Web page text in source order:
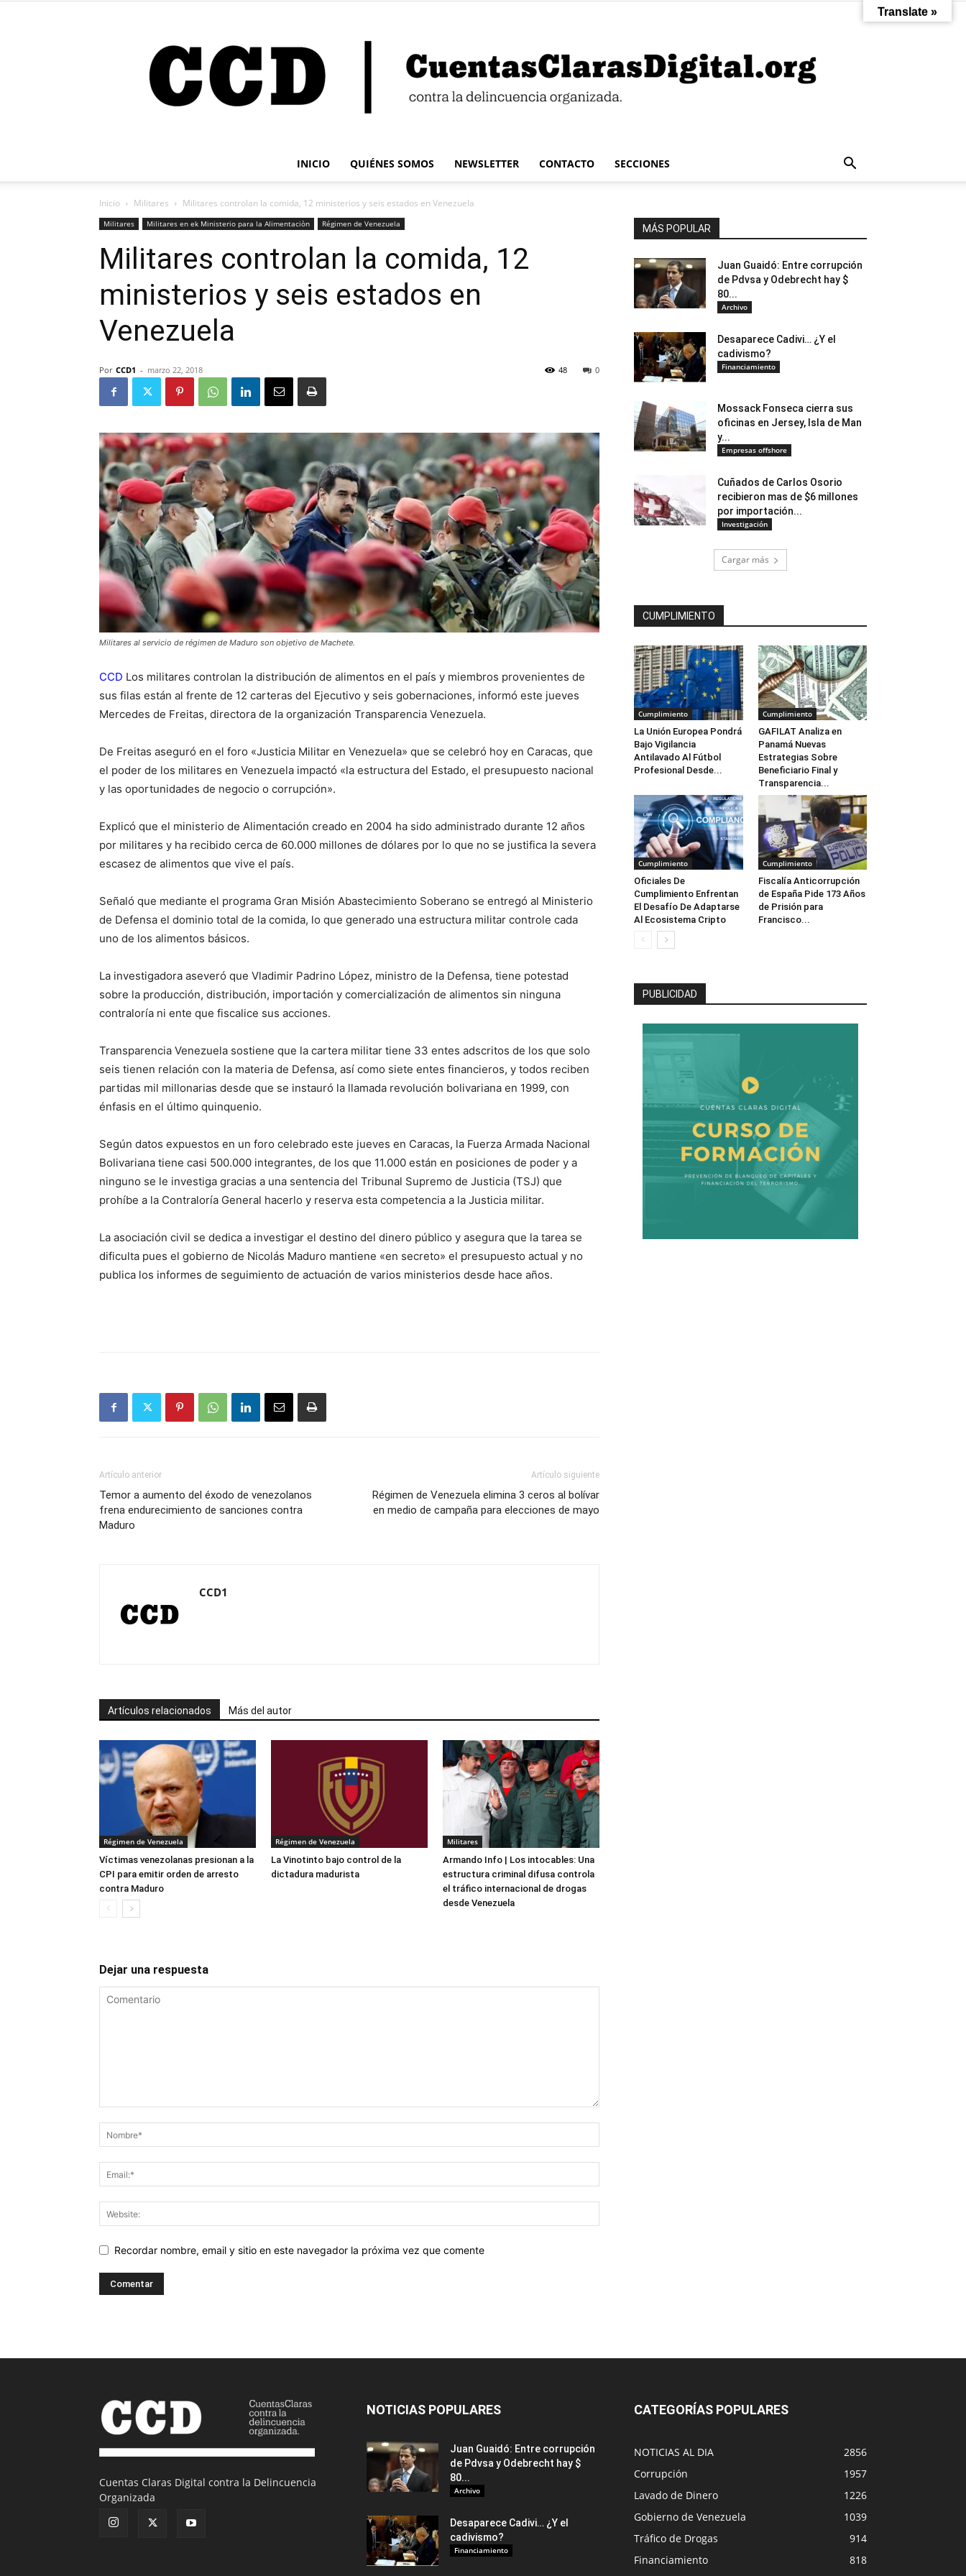
INICIO QUIÉNES SOMOS NEWSLETTER CONTACTO SECCIONES
Inicio Militares Militares controlan la comida, 12 ministerios y seis estados en Venezuela
Militares Militares en ek Ministerio para la Alimentaciòn Régimen de Venezuela
Militares controlan la comida, 12
ministerios y seis estados en
Venezuela
Por CCD1 - marzo 22, 2018 0
48
Militares al servicio de régimen de Maduro son objetivo de Machete.
CCD Los militares controlan la distribución de alimentos en el país y miembros provenientes de
sus filas están al frente de 12 carteras del Ejecutivo y seis gobernaciones, informó este jueves
Mercedes de Freitas, directora de la organización Transparencia Venezuela.
De Freitas aseguró en el foro «Justicia Militar en Venezuela» que se celebró hoy en Caracas, que
el poder de los militares en Venezuela impactó «la estructura del Estado, el presupuesto nacional
y las oportunidades de negocio o corrupción».
Explicó que el ministerio de Alimentación creado en 2004 ha sido administrado durante 12 años
por militares y ha recibido cerca de 60.000 millones de dólares por lo que no se justifica la severa
escasez de alimentos que vive el país.
Señaló que mediante el programa Gran Misión Abastecimiento Soberano se entregó al Ministerio
de Defensa el dominio total de la comida, lo que generado una estructura militar controle cada
uno de los alimentos básicos.
La investigadora aseveró que Vladimir Padrino López, ministro de la Defensa, tiene potestad
sobre la producción, distribución, importación y comercialización de alimentos sin ninguna
contraloría ni ente que fiscalice sus acciones.
Transparencia Venezuela sostiene que la cartera militar tiene 33 entes adscritos de los que solo
seis tienen relación con la materia de Defensa, así como siete entes financieros, y todos reciben
partidas mil millonarias desde que se instauró la llamada revolución bolivariana en 1999, con
énfasis en el último quinquenio.
Según datos expuestos en un foro celebrado este jueves en Caracas, la Fuerza Armada Nacional
Bolivariana tiene casi 500.000 integrantes, de los que 11.000 están en posiciones de poder y a
ninguno se le investiga gracias a una sentencia del Tribunal Supremo de Justicia (TSJ) que
prohíbe a la Contraloría General hacerlo y reserva esta competencia a la Justicia militar.
La asociación civil se dedica a investigar el destino del dinero público y asegura que la tarea se
dificulta pues el gobierno de Nicolás Maduro mantiene «en secreto» el presupuesto actual y no
publica los informes de seguimiento de actuación de varios ministerios desde hace años.
Artículo anterior
Temor a aumento del éxodo de venezolanos
frena endurecimiento de sanciones contra
Maduro
Artículo siguiente
Régimen de Venezuela elimina 3 ceros al bolívar
en medio de campaña para elecciones de mayo
CCD1
Artículos relacionados Más del autor
Régimen de Venezuela
Víctimas venezolanas presionan a la
CPI para emitir orden de arresto
contra Maduro
Régimen de Venezuela
La Vinotinto bajo control de la
dictadura madurista
Militares
Armando Info | Los intocables: Una
estructura criminal difusa controla
el tráfico internacional de drogas
desde Venezuela
Dejar una respuesta
Recordar nombre, email y sitio en este navegador la próxima vez que comente
MÁS POPULAR
Juan Guaidó: Entre corrupción
de Pdvsa y Odebrecht hay $
80...
Archivo
Desaparece Cadivi… ¿Y el
cadivismo?
Financiamiento
Mossack Fonseca cierra sus
oficinas en Jersey, Isla de Man
y...
Empresas offshore
Cuñados de Carlos Osorio
recibieron mas de $6 millones
por importación...
Investigación
Cargar más
CUMPLIMIENTO
Cumplimiento
La Unión Europea Pondrá
Bajo Vigilancia
Antilavado Al Fútbol
Profesional Desde...
Cumplimiento
GAFILAT Analiza en
Panamá Nuevas
Estrategias Sobre
Beneficiario Final y
Transparencia...
Cumplimiento
Oficiales De
Cumplimiento Enfrentan
El Desafío De Adaptarse
Al Ecosistema Cripto
Cumplimiento
Fiscalía Anticorrupción
de España Pide 173 Años
de Prisión para
Francisco...
PUBLICIDAD
Cuentas Claras Digital contra la Delincuencia
Organizada
NOTICIAS POPULARES
Juan Guaidó: Entre corrupción
de Pdvsa y Odebrecht hay $
80...
Archivo
Desaparece Cadivi… ¿Y el
cadivismo?
Financiamiento
CATEGORÍAS POPULARES
NOTICIAS AL DIA
2856
Corrupción
1957
Lavado de Dinero
1226
Gobierno de Venezuela
1039
Tráfico de Drogas
914
Financiamiento
818
Translate »